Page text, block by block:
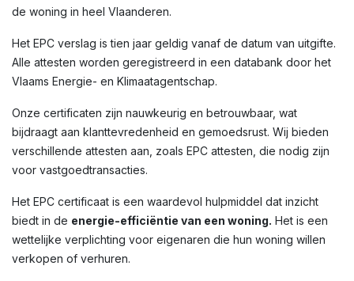
de woning in heel Vlaanderen.
Het EPC verslag is tien jaar geldig vanaf de datum van uitgifte.
Alle attesten worden geregistreerd in een databank door het
Vlaams Energie- en Klimaatagentschap.
Onze certificaten zijn nauwkeurig en betrouwbaar, wat
bijdraagt aan klanttevredenheid en gemoedsrust. Wij bieden
verschillende attesten aan, zoals EPC attesten, die nodig zijn
voor vastgoedtransacties.
Het EPC certificaat is een waardevol hulpmiddel dat inzicht
biedt in de energie-efficiëntie van een woning. Het is een
wettelijke verplichting voor eigenaren die hun woning willen
verkopen of verhuren.